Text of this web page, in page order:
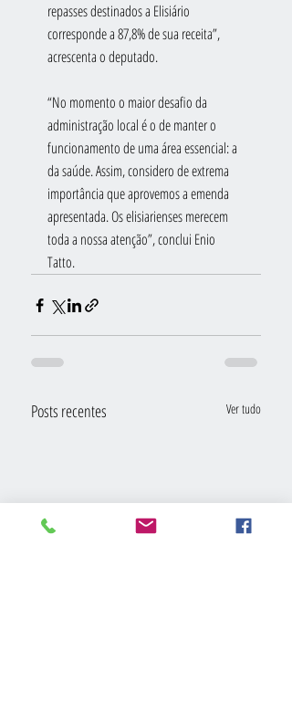
repasses destinados a Elisiário
corresponde a 87,8% de sua receita”,
acrescenta o deputado.
“No momento o maior desafio da
administração local é o de manter o
funcionamento de uma área essencial: a
da saúde. Assim, considero de extrema
importância que aprovemos a emenda
apresentada. Os elisiarienses merecem
toda a nossa atenção”, conclui Enio
Tatto.
Posts recentes Ver tudo